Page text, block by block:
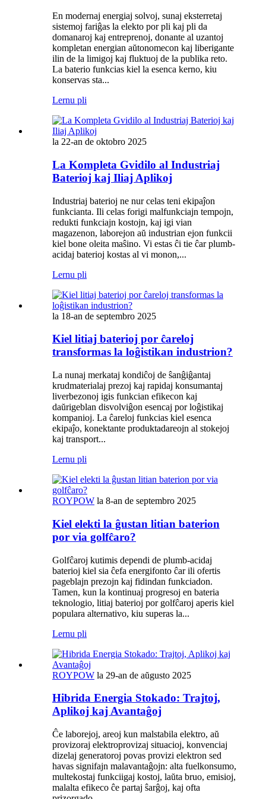
En modernaj energiaj solvoj, sunaj eksterretaj
sistemoj fariĝas la elekto por pli kaj pli da
domanaroj kaj entreprenoj, donante al uzantoj
kompletan energian aŭtonomecon kaj liberigante
ilin de la limigoj kaj fluktuoj de la publika reto.
La baterio funkcias kiel la esenca kerno, kiu
konservas sta...
Lernu pli
la 22-an de oktobro 2025
La Kompleta Gvidilo al Industriaj
Baterioj kaj Iliaj Aplikoj
Industriaj baterioj ne nur celas teni ekipaĵon
funkcianta. Ili celas forigi malfunkciajn tempojn,
redukti funkciajn kostojn, kaj igi vian
magazenon, laborejon aŭ industrian ejon funkcii
kiel bone oleita maŝino. Vi estas ĉi tie ĉar plumb-
acidaj baterioj kostas al vi monon,...
Lernu pli
la 18-an de septembro 2025
Kiel litiaj baterioj por ĉareloj
transformas la loĝistikan industrion?
La nunaj merkataj kondiĉoj de ŝanĝiĝantaj
krudmaterialaj prezoj kaj rapidaj konsumantaj
liverbezonoj igis funkcian efikecon kaj
daŭrigeblan disvolviĝon esencaj por loĝistikaj
kompanioj. La ĉareloj funkcias kiel esenca
ekipaĵo, konektante produktadareojn al stokejoj
kaj transport...
Lernu pli
ROYPOW la 8-an de septembro 2025
Kiel elekti la ĝustan litian baterion
por via golfĉaro?
Golfĉaroj kutimis dependi de plumb-acidaj
baterioj kiel sia ĉefa energifonto ĉar ili ofertis
pageblajn prezojn kaj fidindan funkciadon.
Tamen, kun la kontinuaj progresoj en bateria
teknologio, litiaj baterioj por golfĉaroj aperis kiel
populara alternativo, kiu superas la...
Lernu pli
ROYPOW la 29-an de aŭgusto 2025
Hibrida Energia Stokado: Trajtoj,
Aplikoj kaj Avantaĝoj
Ĉe laborejoj, areoj kun malstabila elektro, aŭ
provizoraj elektroprovizaj situacioj, konvenciaj
dizelaj generatoroj povas provizi elektron sed
havas signifajn malavantaĝojn: alta fuelkonsumo,
multekostaj funkciigaj kostoj, laŭta bruo, emisioj,
malalta efikeco ĉe partaj ŝarĝoj, kaj ofta